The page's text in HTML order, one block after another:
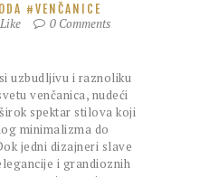
VENČANICE
Like 0 Comments
uzbudljivu i raznoliku
venčanica, nudeći
spektar stilova koji
minimalizma do
jedni dizajneri slave
i grandioznih